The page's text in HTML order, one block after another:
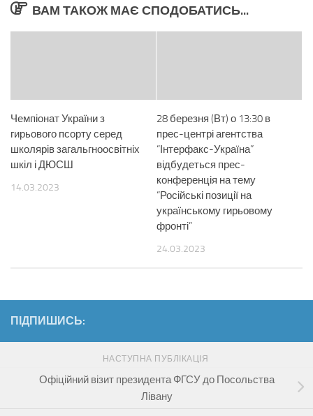
ВАМ ТАКОЖ МАЄ СПОДОБАТИСЬ...
Чемпіонат України з
гирьового псорту серед
школярів загальгноосвітніх
шкіл і ДЮСШ
14.03.2023
28 березня (Вт) о 13:30 в
прес-центрі агентства
“Інтерфакс-Україна”
відбудеться прес-
конференція на тему
“Російські позиції на
українському гирьовому
фронті”
24.03.2023
ПІДПИШИСЬ:
НАСТУПНА ПУБЛІКАЦІЯ
Офіційний візит президента ФГСУ до Посольства
Лівану